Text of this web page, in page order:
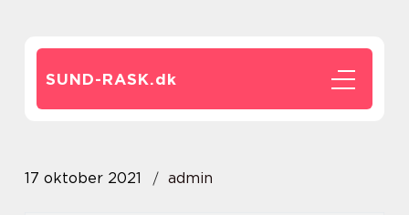
SUND-RASK.dk
17 oktober 2021 admin